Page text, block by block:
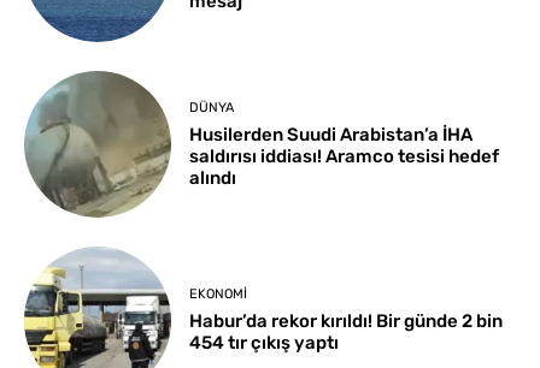
DÜNYA
Husilerden Suudi Arabistan’a İHA
saldırısı iddiası! Aramco tesisi hedef
alındı
EKONOMI
Habur’da rekor kırıldı! Bir günde 2 bin
454 tır çıkış yaptı